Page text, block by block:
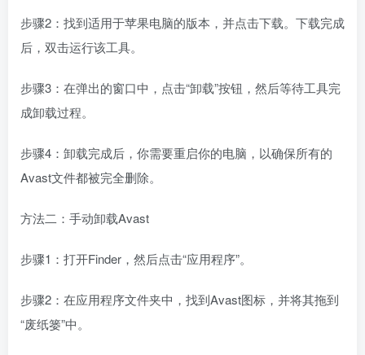
步骤2：找到适用于苹果电脑的版本，并点击下载。下载完成
后，双击运行该工具。
步骤3：在弹出的窗口中，点击“卸载”按钮，然后等待工具完
成卸载过程。
步骤4：卸载完成后，你需要重启你的电脑，以确保所有的
Avast文件都被完全删除。
方法二：手动卸载Avast
步骤1：打开Finder，然后点击“应用程序”。
步骤2：在应用程序文件夹中，找到Avast图标，并将其拖到
“废纸篓”中。